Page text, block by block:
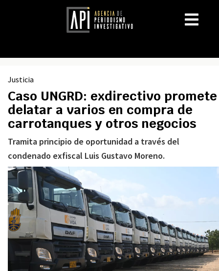
Justicia
Caso UNGRD: exdirectivo promete
delatar a varios en compra de
carrotanques y otros negocios
Tramita principio de oportunidad a través del
condenado exfiscal Luis Gustavo Moreno.